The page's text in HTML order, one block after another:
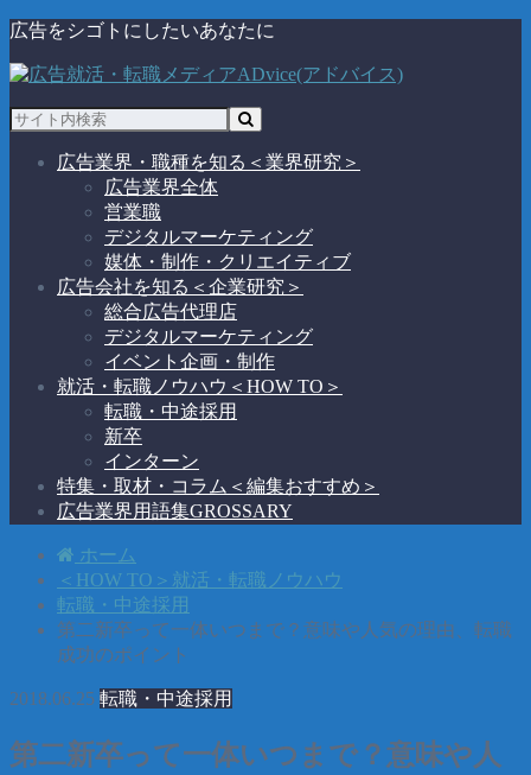
広告をシゴトにしたいあなたに
広告業界・職種を知る ＜業界研究＞
広告業界全体
営業職
デジタルマーケティング
媒体・制作・クリエイティブ
広告会社を知る ＜企業研究＞
総合広告代理店
デジタルマーケティング
イベント企画・制作
就活・転職ノウハウ ＜HOW TO＞
転職・中途採用
新卒
インターン
特集・取材・コラム ＜編集おすすめ＞
広告業界用語集GROSSARY
ホーム
＜HOW TO＞就活・転職ノウハウ
転職・中途採用
第二新卒って一体いつまで？意味や人気の理由、転職
成功のポイント
2018.06.25 転職・中途採用
第二新卒って一体いつまで？意味や人